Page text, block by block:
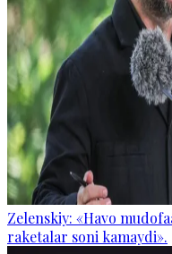
Zelenskiy: «Havo
raketalar soni kamaydi».